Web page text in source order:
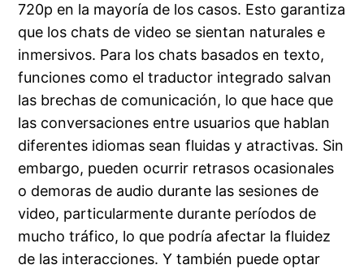
720p en la mayoría de los casos. Esto garantiza
que los chats de video se sientan naturales e
inmersivos. Para los chats basados en texto,
funciones como el traductor integrado salvan
las brechas de comunicación, lo que hace que
las conversaciones entre usuarios que hablan
diferentes idiomas sean fluidas y atractivas. Sin
embargo, pueden ocurrir retrasos ocasionales
o demoras de audio durante las sesiones de
video, particularmente durante períodos de
mucho tráfico, lo que podría afectar la fluidez
de las interacciones. Y también puede optar